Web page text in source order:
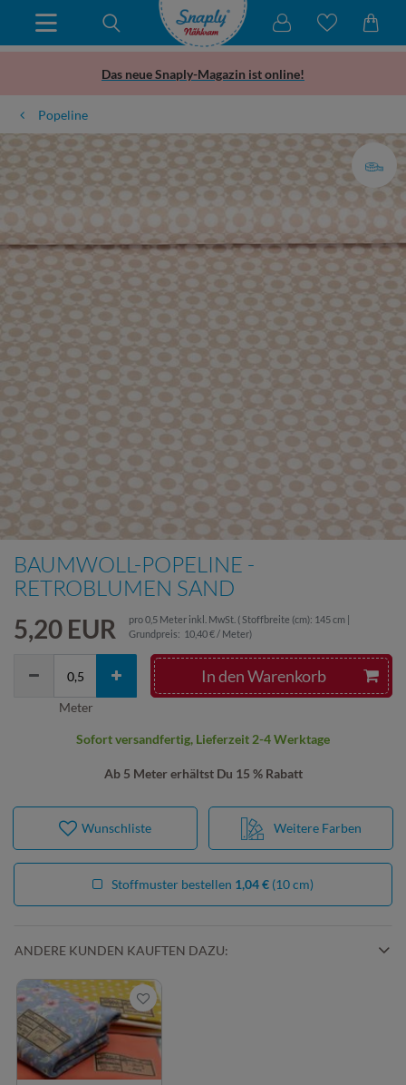
Das neue Snaply-Magazin ist online!
Popeline
BAUMWOLL-POPELINE -
RETROBLUMEN SAND
5,20 EUR pro0,5 Meter inkl. MwSt. ( Stoffbreite (cm): 145 cm |
Grundpreis: 10,40 € / Meter)
Ab 5 Meter erhältst Du 15 % Rabatt
In den Warenkorb
Meter
Sofort versandfertig, Lieferzeit 2-4 Werktage
Weitere Farben
Wunschliste
Stoffmuster bestellen 1,04 € (10 cm)
ANDERE KUNDEN KAUFTEN DAZU: